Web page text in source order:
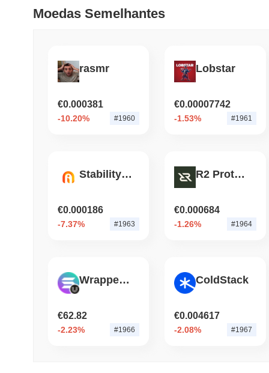
Moedas Semelhantes
rasmr
€0.000381
-10.20% #1960
Lobstar
€0.00007742
-1.53% #1961
Stability World AI
€0.000186
-7.37% #1963
R2 Protocol
€0.000684
-1.26% #1964
Wrapped Solana (Universal)
€62.82
-2.23% #1966
ColdStack
€0.004617
-2.08% #1967